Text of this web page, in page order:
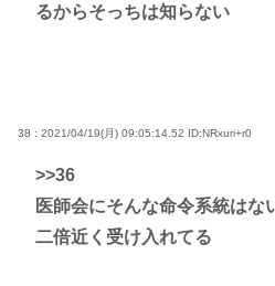
るからそっちは知らない
38 : 2021/04/19(月) 09:05:14.52 ID:NRxuri+r0
>>36
医師会にそんな命令系統はな
二倍近く受け入れてる